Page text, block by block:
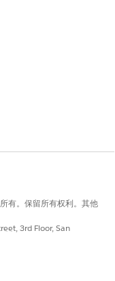
理。通过与本地和第三
在 Salesforce 环境中
户中已过帐发票或发票
们的计费查询和争议。
并使用支持的付款方
最大限度地减少了人工
有。保留所有权利。其他
3rd Floor, San